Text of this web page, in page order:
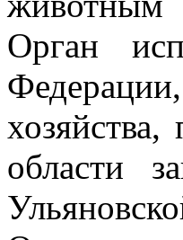
Орган
области